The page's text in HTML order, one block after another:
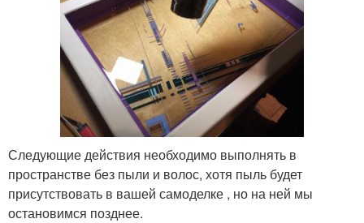
Следующие действия необходимо выполнять в
пространстве без пыли и волос, хотя пыль будет
присутствовать в вашей самоделке , но на ней мы
остановимся позднее.